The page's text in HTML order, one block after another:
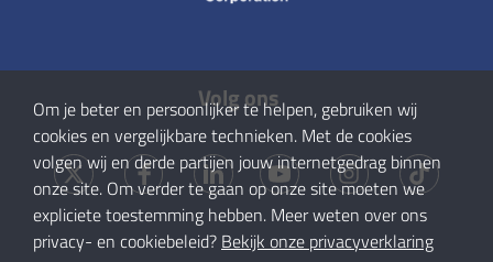
Volg ons
Om je beter en persoonlijker te helpen, gebruiken wij
cookies en vergelijkbare technieken. Met de cookies
volgen wij en derde partijen jouw internetgedrag binnen
onze site. Om verder te gaan op onze site moeten we
expliciete toestemming hebben. Meer weten over ons
privacy- en cookiebeleid? Bekijk onze privacyverklaring